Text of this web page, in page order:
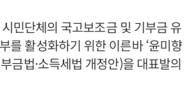
민단체의 국고보조금 및 기부금 유
를 활성화하기 위한 이른바 ‘윤미향
금법·소득세법 개정안)을 대표발의